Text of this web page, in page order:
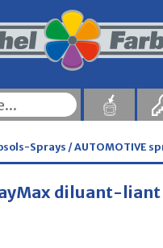
Sprays / AUTOMOTIVE
diluant-liant